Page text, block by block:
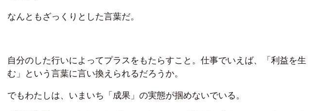
なんともざっくりとした言葉だ。
自分のした行いによってプラスをもたらすこと。仕事でいえば、「利益を生
む」という言葉に言い換えられるだろうか。
でもわたしは、いまいち「成果」の実態が掴めないでいる。